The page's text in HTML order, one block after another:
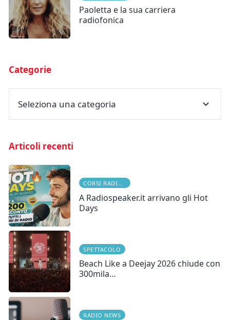
Paoletta e la sua carriera
radiofonica
Categorie
Seleziona una categoria
Articoli recenti
CORSI RADIOFONICI
A Radiospeaker.it arrivano gli Hot
Days
SPETTACOLO
Beach Like a Deejay 2026 chiude con
300mila…
RADIO NEWS